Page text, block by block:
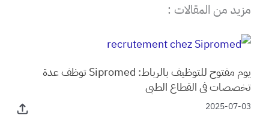
مزيد من المقالات :
يوم مفتوح للتوظيف بالرباط: Sipromed توظف عدة
تخصصات في القطاع الطبي
2025-07-03